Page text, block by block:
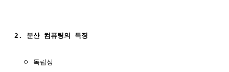
2. 분산 컴퓨팅의 특징
  ㅇ 독립성